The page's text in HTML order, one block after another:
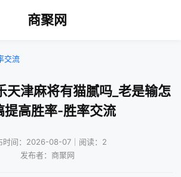
商聚网
交流
天津麻将有猫腻吗_老是输怎
提高胜率-胜率交流
时间：2026-08-07｜阅读：2
发布者：商聚网